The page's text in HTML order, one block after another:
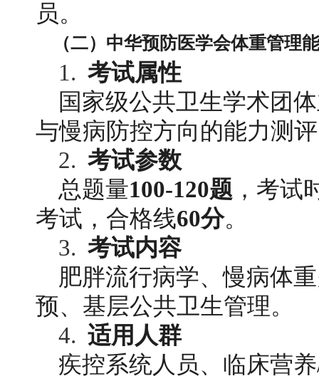
员。
（二）中华预防医学会体重管理
1. 考试属性
国家级公共卫生学术团
与慢病防控方向的能力测
2. 考试参数
总题量100-120题 ，考试
考试，合格线60分。
3. 考试内容
肥胖流行病学、慢病体
预、基层公共卫生管理。
4. 适用人群
疾控系统人员、临床营